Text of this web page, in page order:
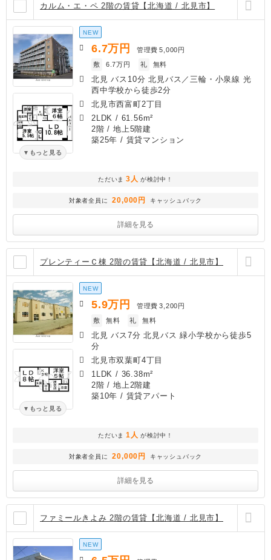
カルム・エ・ペ 2階の賃貸【北海道 / 北見市】
もっと見る
NEW
6.7万円 管理費 5,000円
敷
6.7万円 礼 無料
北見 バス10分 北見バス／三輪・小泉線 光
西中学校から徒歩2分
北見市西富町2丁目
2LDK / 61.56m²
2階 / 地上5階建
築25年 / 賃貸マンション
ただいま 3人 が検討中！
対象者全員に 20,000円 キャッシュバック
詳細を見る
プレンティーＣ棟 2階の賃貸【北海道 / 北見市】
もっと見る
NEW
5.9万円 管理費 3,200円
敷
無料 礼 無料
北見 バス7分 北見バス 緑小学校から徒歩5
分
北見市双葉町4丁目
1LDK / 36.38m²
2階 / 地上2階建
築10年 / 賃貸アパート
ただいま 1人 が検討中！
対象者全員に 20,000円 キャッシュバック
詳細を見る
ファミールきよみ 2階の賃貸【北海道 / 北見市】
NEW